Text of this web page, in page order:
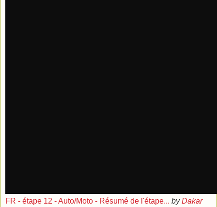
FR - étape 12 - Auto/Moto - Résumé de l'étape... byDakar